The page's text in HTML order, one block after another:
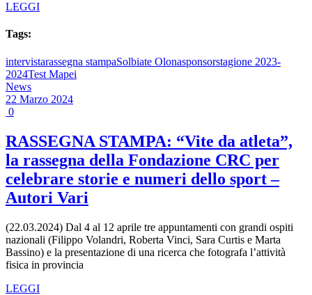
LEGGI
Tags:
intervistarassegna stampaSolbiate Olonasponsorstagione 2023-
2024Test Mapei
News
22 Marzo 2024
0
RASSEGNA STAMPA: “Vite da atleta”,
la rassegna della Fondazione CRC per
celebrare storie e numeri dello sport –
Autori Vari
(22.03.2024) Dal 4 al 12 aprile tre appuntamenti con grandi ospiti
nazionali (Filippo Volandri, Roberta Vinci, Sara Curtis e Marta
Bassino) e la presentazione di una ricerca che fotografa l’attività
fisica in provincia
LEGGI